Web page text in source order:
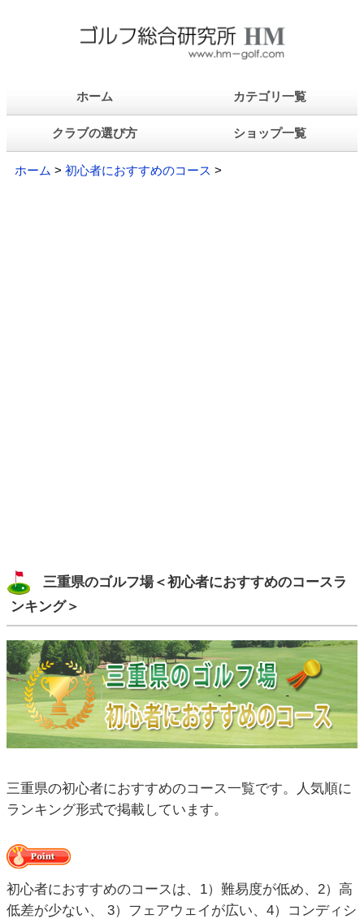
ホーム カテゴリ一覧
クラブの選び方 ショップ一覧
ホーム > 初心者におすすめのコース >
三重県のゴルフ場＜初心者におすすめのコースラ
ンキング＞
三重県の初心者におすすめのコース一覧です。人気順に
ランキング形式で掲載しています。
初心者におすすめのコースは、1）難易度が低め、2）高
低差が少ない、 3）フェアウェイが広い、4）コンディシ